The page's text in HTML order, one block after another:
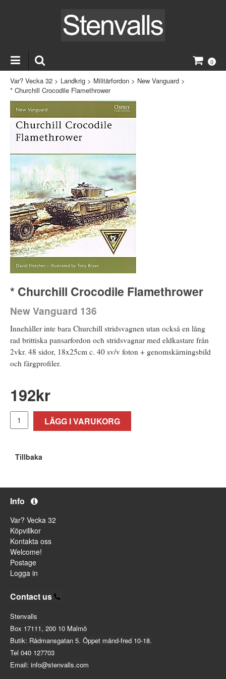
0
Var? Vecka 32 > Landkrig > Militärfordon > New Vanguard >
* Churchill Crocodile Flamethrower
* Churchill Crocodile Flamethrower
New Vanguard 136
Innehåller inte bara Churchill stridsvagnen utan också en lång
rad brittiska pansarfordon och stridsvagnar med eldkastare från
2vkr. 48 sidor, 18x25cm c. 40 sv/v foton + genomskärningsbild
och färgprofiler.
192kr
LÄGG I VARUKORG
Tillbaka
Info
Var? Vecka 32
Köpvillkor
Kontakta oss
Welcome!
Postage
Logga in
Contact us
Stenvalls
Box 17111, 200 10 Malmö
Butik: Rådmansgatan 5. Öppet månd-fred 10-18.
Tel 040 127703
Email: info@stenvalls.com